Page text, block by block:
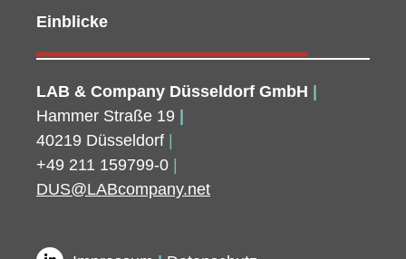
Einblicke
LAB & Company Düsseldorf GmbH |
Hammer Straße 19 |
40219 Düsseldorf |
+49 211 159799-0 |
DUS@LABcompany.net